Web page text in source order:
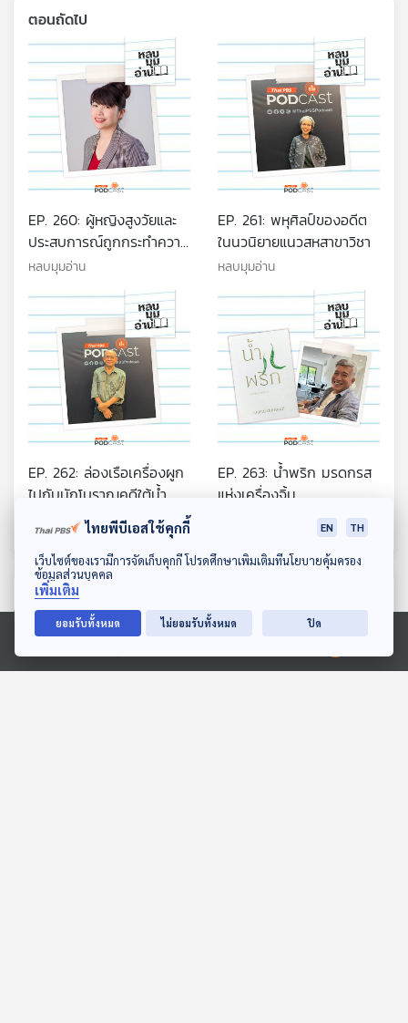
ดาวน์โหลด Thai PBS Podcast Application
Ⓒ 2020 องค์การกระจายเสียงและแพร่ภาพสาธารณะแห่งประเทศไทย
ตอนถัดไป
EP. 260: ผู้หญิงสูงวัยและ
ประสบการณ์ถูกกระทำความ
รุนแรง
หลบมุมอ่าน
EP. 261: พหุศิลป์ของอดีต
ในนวนิยายแนวสหสาขาวิชา
หลบมุมอ่าน
EP. 262: ล่องเรือเครื่องผูก
ไปกับนักโบราณคดีใต้น้ำ
หลบมุมอ่าน
EP. 263: น้ำพริก มรดกรส
แห่งเครื่องจิ้ม
ตอนที่เกี่ยวข้อง
ไทยพีบีเอสใช้คุกกี้ EN TH
เว็บไซต์ของเรามีการจัดเก็บคุกกี้ โปรดศึกษาเพิ่มเติมที่นโยบายคุ้มครอง
ข้อมูลส่วนบุคคล
เพิ่มเติม
ยอมรับทั้งหมด ไม่ยอมรับทั้งหมด ปิด